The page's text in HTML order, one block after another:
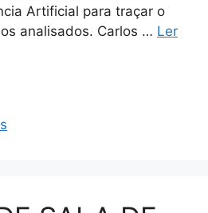
Artificial para traçar o
analisados. Carlos … Ler